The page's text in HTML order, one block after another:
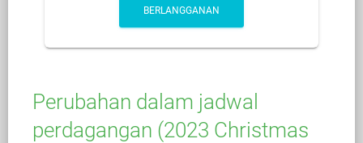
BERLANGGANAN
Perubahan dalam jadwal
perdagangan (2023 Christmas